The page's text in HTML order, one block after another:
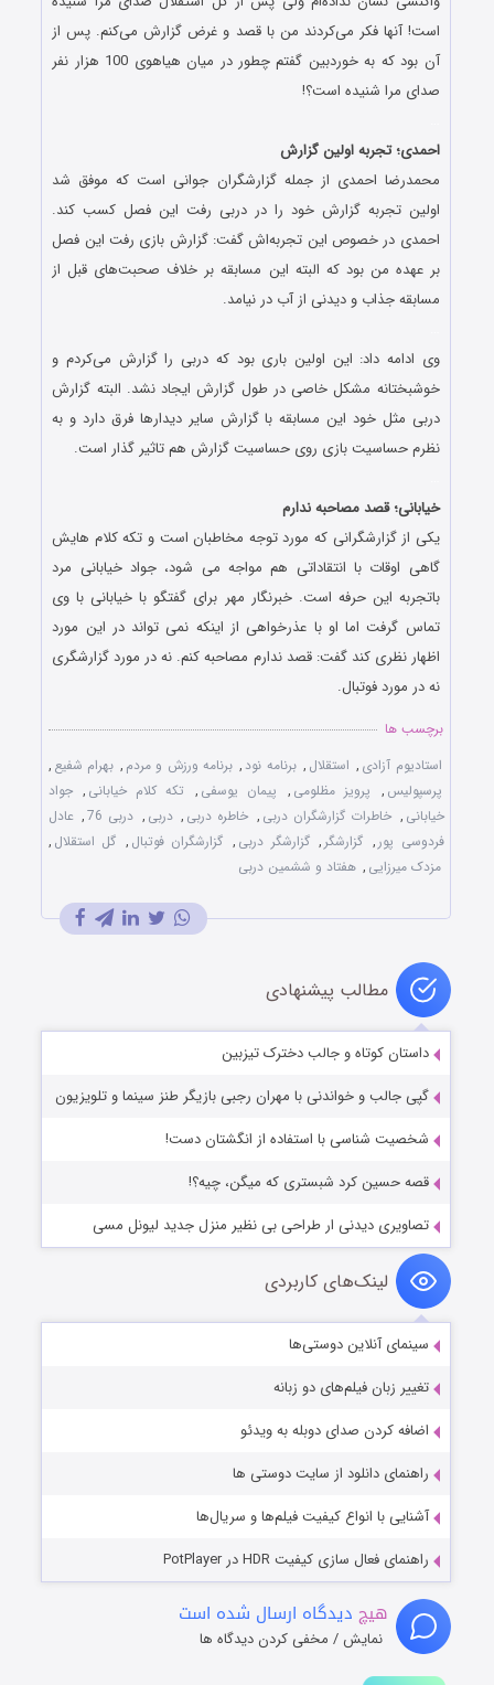
است! آنها فکر می‌کردند من با قصد و غرض گزارش می‌کنم. پس از
آن بود که به خوردبین گفتم چطور در میان هیاهوی 100 هزار نفر
صدای مرا شنیده است؟!
احمدی؛ تجربه اولین گزارش
محمدرضا احمدی از جمله گزارشگران جوانی است که موفق شد
اولین تجربه گزارش خود را در دربی رفت این فصل کسب کند.
احمدی در خصوص این تجربه‌اش گفت: گزارش بازی رفت این فصل
بر عهده من بود که البته این مسابقه بر خلاف صحبت‌های قبل از
مسابقه جذاب و دیدنی از آب در نیامد.
وی ادامه داد: این اولین باری بود که دربی را گزارش می‌کردم و
خوشبختانه مشکل خاصی در طول گزارش ایجاد نشد. البته گزارش
دربی مثل خود این مسابقه با گزارش سایر دیدارها فرق دارد و به
نظرم حساسیت بازی روی حساسیت گزارش هم تاثیر گذار است.
خیابانی؛ قصد مصاحبه ندارم
یکی از گزارشگرانی که مورد توجه مخاطبان است و تکه کلام هایش
گاهی اوقات با انتقاداتی هم مواجه می شود، جواد خیابانی مرد
باتجربه این حرفه است. خبرنگار مهر برای گفتگو با خیابانی با وی
تماس گرفت اما او با عذرخواهی از اینکه نمی تواند در این مورد
اظهار نظری کند گفت: قصد ندارم مصاحبه کنم. نه در مورد گزارشگری
نه در مورد فوتبال.
برچسب ها
استادیوم آزادی , استقلال , برنامه نود , برنامه ورزش و مردم , بهرام شفیع ,
پرسپولیس , پرویز مظلومی , پیمان یوسفی , تکه کلام خیابانی , جواد
خیابانی , خاطرات گزارشگران دربی , خاطره دربی , دربی , دربی 76 , عادل
فردوسی پور , گزارشگر , گزارشگر دربی , گزارشگران فوتبال , گل استقلال ,
مزدک میرزایی , هفتاد و ششمین دربی
مطالب پیشنهادی
داستان کوتاه و جالب دخترک تیزبین
گپی جالب و خواندنی با مهران رجبی بازیگر طنز سینما و تلویزیون
شخصيت شناسی با استفاده از انگشتان دست!
قصه حسین کرد شبستری که میگن، چیه؟!
تصاویری دیدنی ار طراحی بی نظیر منزل جدید لیونل مسی
لینک‌های کاربردی
سینمای آنلاین دوستی‌ها
تغییر زبان فیلم‌های دو زبانه
اضافه کردن صدای دوبله به ویدئو
راهنمای دانلود از سایت دوستی ها
آشنایی با انواع کیفیت فیلم‌ها و سریال‌ها
راهنمای فعال سازی کیفیت HDR در PotPlayer
هیچ دیدگاه ارسال شده است
نمایش / مخفی کردن دیدگاه ها